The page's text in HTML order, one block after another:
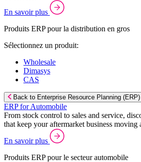
En savoir plus
Produits ERP pour la distribution en gros
Sélectionnez un produit:
Wholesale
Dimasys
CAS
Back to Enterprise Resource Planning (ERP)
ERP for Automobile
From stock control to sales and service,
that keep your aftermarket business moving
En savoir plus
Produits ERP pour le secteur automobile